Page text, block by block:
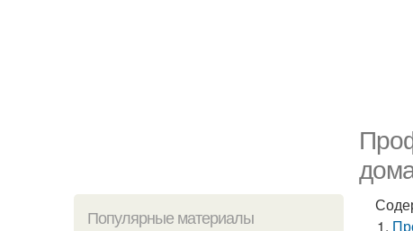
Популярные материалы